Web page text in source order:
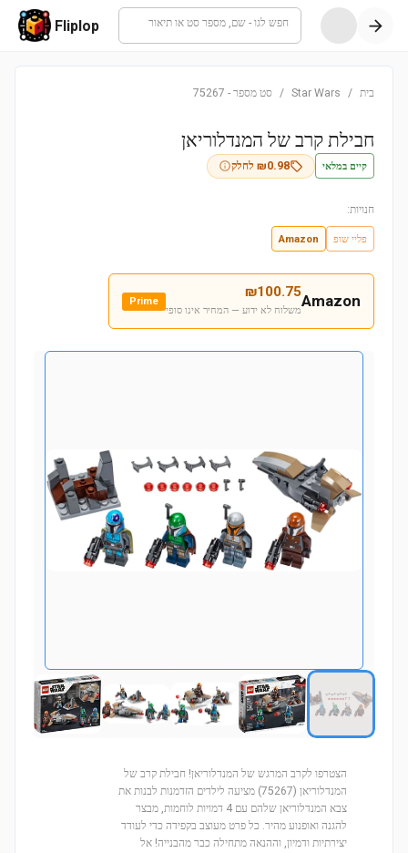
חפש לגו - שם, מספר סט או תיאור Fliplop
בית /
Star Wars
/ סט מספר -
75267
חבילת קרב של המנדלוריאן
קיים במלאי ₪0.98 לחלק
חנויות:
פליי שופ Amazon
Amazon
₪100.75
משלוח לא ידוע — המחיר אינו סופי
Prime
הצטרפו לקרב המרגש של המנדלוריאן! חבילת קרב של
המנדלוריאן (75267) מציעה לילדים הזדמנות לבנות את
צבא המנדלוריאן שלהם עם 4 דמויות לוחמות, מבצר
להגנה ואופנוע מהיר. כל פרט מעוצב בקפידה כדי לעודד
יצירתיות ודמיון, וההנאה מתחילה כבר מהבנייה! אל